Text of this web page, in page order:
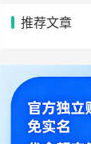
推荐文章